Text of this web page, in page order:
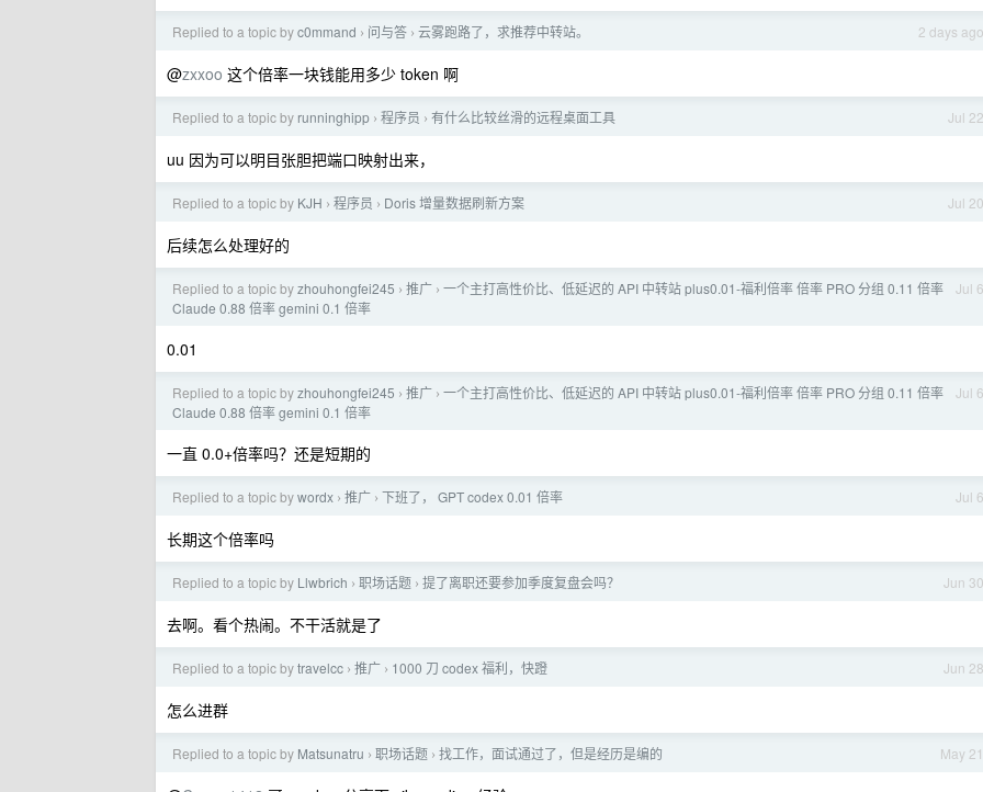
2 days ago
Replied to a topic byc0mmand › 问与答 › 云雾跑路了，求推荐中转站。
@zxxoo 这个倍率一块钱能用多少 token 啊
Jul 22
Replied to a topic by runninghipp › 程序员 › 有什么比较丝滑的远程桌面工具
uu 因为可以明目张胆把端口映射出来，
Jul 20
Replied to a topic by KJH › 程序员 › Doris 增量数据刷新方案
后续怎么处理好的
Jul 6
Replied to a topic byzhouhongfei245 › 推广 › 一个主打高性价比、低延迟的 API 中转站 plus0.01-福利倍率 倍率 PRO 分组 0.11 倍率
Claude 0.88 倍率 gemini 0.1 倍率
0.01
Jul 6
Replied to a topic byzhouhongfei245 › 推广 › 一个主打高性价比、低延迟的 API 中转站 plus0.01-福利倍率 倍率 PRO 分组 0.11 倍率
Claude 0.88 倍率 gemini 0.1 倍率
一直 0.0+倍率吗？还是短期的
Jul 6
Replied to a topic bywordx › 推广 › 下班了， GPT codex 0.01 倍率
长期这个倍率吗
Jun 30
Replied to a topic by Llwbrich › 职场话题 › 提了离职还要参加季度复盘会吗？
去啊。看个热闹。不干活就是了
Jun 28
Replied to a topic bytravelcc › 推广 › 1000 刀 codex 福利，快蹬
怎么进群
May 21
Replied to a topic by Matsunatru › 职场话题 › 找工作，面试通过了，但是经历是编的